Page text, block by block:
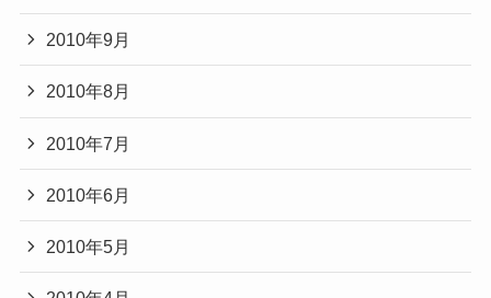
2010年9月
2010年8月
2010年7月
2010年6月
2010年5月